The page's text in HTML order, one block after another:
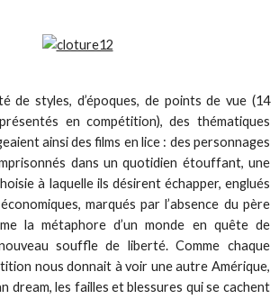
de styles, d’époques, de points de vue (14
en compétition), des thématiques
ainsi des films en lice : des personnages
dans un quotidien étouffant, une
à laquelle ils désirent échapper, englués
marqués par l’absence du père
la métaphore d’un monde en quête de
souffle de liberté. Comme chaque
nous donnait à voir une autre Amérique,
dream, les failles et blessures qui se cachent